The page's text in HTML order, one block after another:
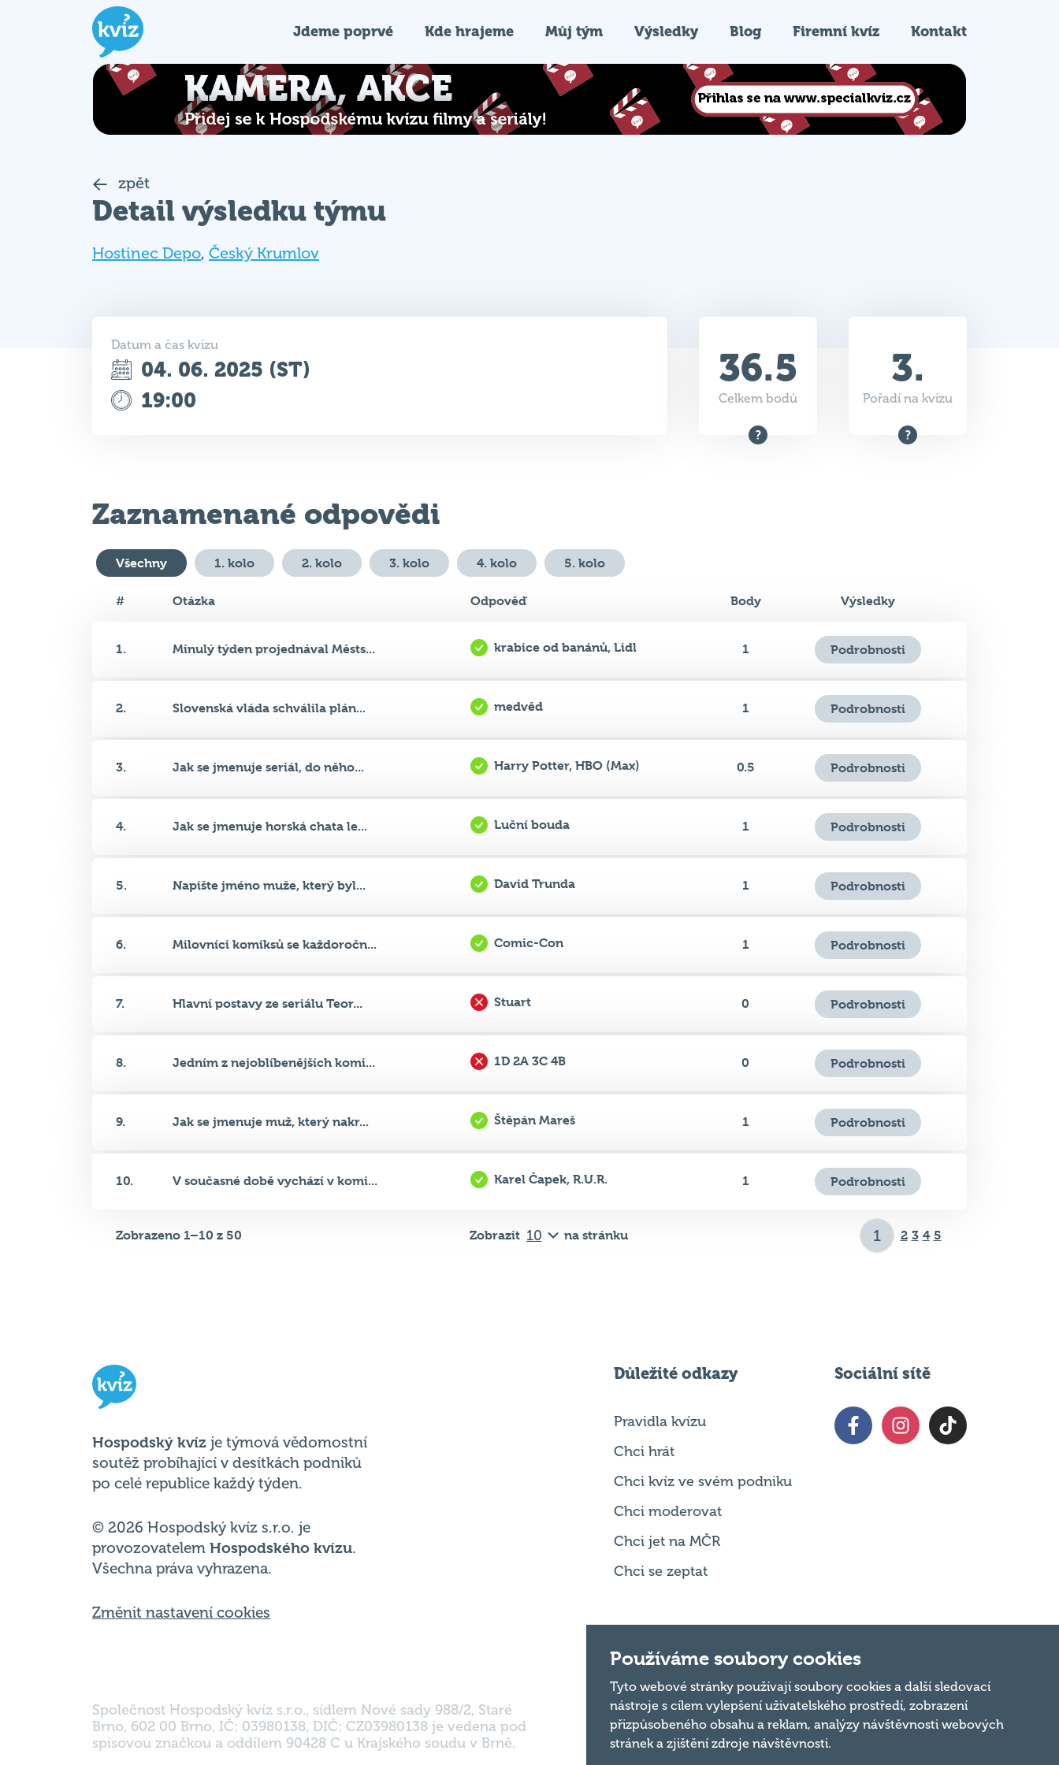
Jdeme poprvé Kde hrajeme Můj tým Výsledky Blog Firemní kvíz Kontakt
zpět
Detail výsledku týmu
Hostinec Depo, Český Krumlov
Datum a čas kvízu
04. 06. 2025 (ST)
19:00
36.5
Celkem bodů
3.
Pořadí na kvízu
Zaznamenané odpovědi
Všechny 1. kolo 2. kolo 3. kolo 4. kolo 5. kolo
# Otázka Odpověď Body Výsledky
1. Minulý týden projednával Městs... krabice od banánů, Lidl 1 Podrobnosti
2. Slovenská vláda schválila plán... medvěd 1 Podrobnosti
3. Jak se jmenuje seriál, do něho... Harry Potter, HBO (Max) 0.5 Podrobnosti
4. Jak se jmenuje horská chata le... Luční bouda 1 Podrobnosti
5. Napište jméno muže, který byl... David Trunda 1 Podrobnosti
6. Milovníci komiksů se každoročn... Comic-Con 1 Podrobnosti
7. Hlavní postavy ze seriálu Teor... Stuart 0 Podrobnosti
8. Jedním z nejoblíbenějších komi... 1D 2A 3C 4B 0 Podrobnosti
9. Jak se jmenuje muž, který nakr... Štěpán Mareš 1 Podrobnosti
10. V současné době vychází v komi... Karel Čapek, R.U.R. 1 Podrobnosti
Zobrazeno 1–10 z 50 Zobrazit na stránku 2 3 4 5
Hospodský kvíz je týmová vědomostní
soutěž probíhající v desítkách podniků
po celé republice každý týden.
© 2026 Hospodský kvíz s.r.o. je
provozovatelem Hospodského kvízu.
Všechna práva vyhrazena.
Změnit nastavení cookies
Důležité odkazy
Pravidla kvízu
Chci hrát
Chci kvíz ve svém podniku
Chci moderovat
Chci jet na MČR
Chci se zeptat
Sociální sítě
Společnost Hospodský kvíz s.r.o., sídlem Nové sady 988/2, Staré
Brno, 602 00 Brno, IČ: 03980138, DIČ: CZ03980138 je vedena pod
spisovou značkou a oddílem 90428 C u Krajského soudu v Brně.
Nahoru
Používáme soubory cookies
Tyto webové stránky používají soubory cookies a další sledovací
nástroje s cílem vylepšení uživatelského prostředí, zobrazení
přizpůsobeného obsahu a reklam, analýzy návštěvnosti webových
stránek a zjištění zdroje návštěvnosti.